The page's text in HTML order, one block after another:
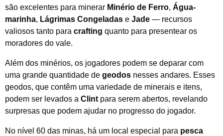
são excelentes para minerar Minério de Ferro, Água-
marinha, Lágrimas Congeladas e Jade — recursos
valiosos tanto para crafting quanto para presentear os
moradores do vale.
Além dos minérios, os jogadores podem se deparar com
uma grande quantidade de geodos nesses andares. Esses
geodos, que contêm uma variedade de minerais e itens,
podem ser levados a Clint para serem abertos, revelando
surpresas que podem ajudar no progresso do jogador.
No nível 60 das minas, há um local especial para pesca